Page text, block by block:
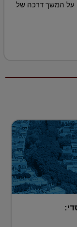
על המשך דרכה של